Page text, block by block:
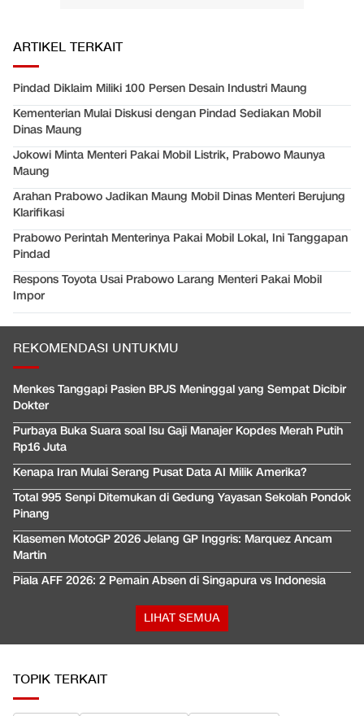
ARTIKEL TERKAIT
Pindad Diklaim Miliki 100 Persen Desain Industri Maung
Kementerian Mulai Diskusi dengan Pindad Sediakan Mobil
Dinas Maung
Jokowi Minta Menteri Pakai Mobil Listrik, Prabowo Maunya
Maung
Arahan Prabowo Jadikan Maung Mobil Dinas Menteri Berujung
Klarifikasi
Prabowo Perintah Menterinya Pakai Mobil Lokal, Ini Tanggapan
Pindad
Respons Toyota Usai Prabowo Larang Menteri Pakai Mobil
Impor
REKOMENDASI UNTUKMU
Menkes Tanggapi Pasien BPJS Meninggal yang Sempat Dicibir
Dokter
Purbaya Buka Suara soal Isu Gaji Manajer Kopdes Merah Putih
Rp16 Juta
Kenapa Iran Mulai Serang Pusat Data AI Milik Amerika?
Total 995 Senpi Ditemukan di Gedung Yayasan Sekolah Pondok
Pinang
Klasemen MotoGP 2026 Jelang GP Inggris: Marquez Ancam
Martin
Piala AFF 2026: 2 Pemain Absen di Singapura vs Indonesia
LIHAT SEMUA
TOPIK TERKAIT